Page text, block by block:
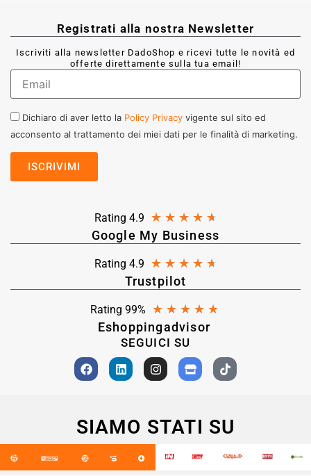
Registrati alla nostra Newsletter
Iscriviti alla newsletter DadoShop e ricevi tutte le novità ed
offerte direttamente sulla tua email!
Dichiaro di aver letto la Policy Privacy vigente sul sito ed
acconsento al trattamento dei miei dati per le finalità di marketing.
Rating 4.9 ★ ★ ★ ★ ★
Google My Business
Rating 4.9 ★ ★ ★ ★ ★
Trustpilot
Rating 99% ★ ★ ★ ★ ★
Eshoppingadvisor
SEGUICI SU
SIAMO STATI SU